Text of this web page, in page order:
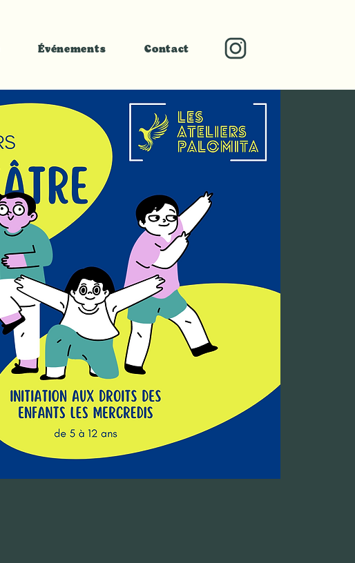
Événements Contact